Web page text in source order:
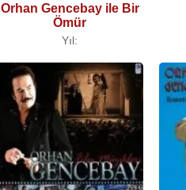
Orhan Gencebay ile Bir
Ömür
Yıl: